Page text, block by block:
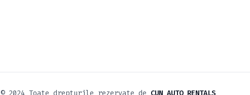
© 2024 Toate drepturile rezervate de CUN AUTO RENTALS